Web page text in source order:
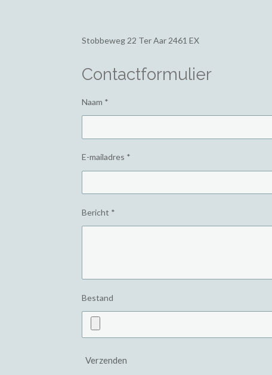
Stobbeweg 22 Ter Aar 2461 EX
Contactformulier
Naam *
E-mailadres *
Bericht *
Bestand
Verzenden